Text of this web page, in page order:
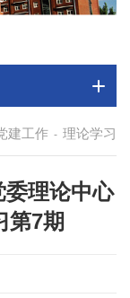
建工作 - 理论学习
委理论中心
第7期